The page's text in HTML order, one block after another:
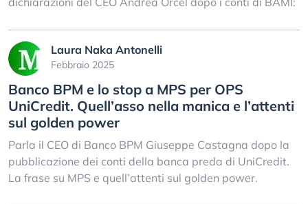
Laura Naka Antonelli
Febbraio 2025
Banco BPM e lo stop a MPS per OPS
UniCredit. Quell’asso nella manica e l’attenti
sul golden power
Parla il CEO di Banco BPM Giuseppe Castagna dopo la
pubblicazione dei conti della banca preda di UniCredit.
La frase su MPS e quell’attenti sul golden power.